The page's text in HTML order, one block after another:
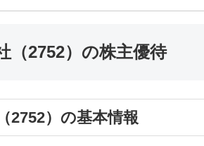
（2752）の株主優待
2752）の基本情報